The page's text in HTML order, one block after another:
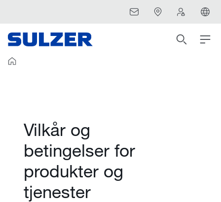
Vilkår og
betingelser for
produkter og
tjenester